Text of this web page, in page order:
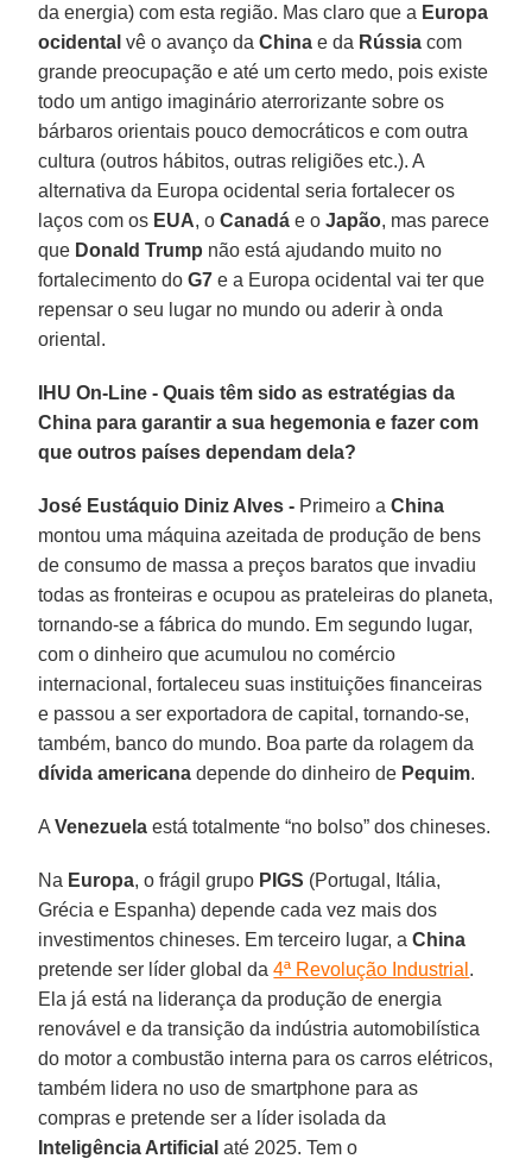
da energia) com esta região. Mas claro que a Europa
ocidental vê o avanço daChina e da Rússia com
grande preocupação e até um certo medo, pois existe
todo um antigo imaginário aterrorizante sobre os
bárbaros orientais pouco democráticos e com outra
cultura (outros hábitos, outras religiões etc.). A
alternativa da Europa ocidental seria fortalecer os
laços com os EUA, oCanadá e oJapão, mas parece
que Donald Trump não está ajudando muito no
fortalecimento doG7 e a Europa ocidental vai ter que
repensar o seu lugar no mundo ou aderir à onda
oriental.
IHU On-Line - Quais têm sido as estratégias da
China para garantir a sua hegemonia e fazer com
que outros países dependam dela?
José Eustáquio Diniz Alves - Primeiro aChina
montou uma máquina azeitada de produção de bens
de consumo de massa a preços baratos que invadiu
todas as fronteiras e ocupou as prateleiras do planeta,
tornando-se a fábrica do mundo. Em segundo lugar,
com o dinheiro que acumulou no comércio
internacional, fortaleceu suas instituições financeiras
e passou a ser exportadora de capital, tornando-se,
também, banco do mundo. Boa parte da rolagem da
dívida americana depende do dinheiro de Pequim.
AVenezuela está totalmente “no bolso” dos chineses.
Na Europa, o frágil grupo PIGS (Portugal, Itália,
Grécia e Espanha) depende cada vez mais dos
investimentos chineses. Em terceiro lugar, aChina
pretende ser líder global da4ª Revolução Industrial .
Ela já está na liderança da produção de energia
renovável e da transição da indústria automobilística
do motor a combustão interna para os carros elétricos,
também lidera no uso de smartphone para as
compras e pretende ser a líder isolada da
Inteligência Artificial até 2025. Tem o